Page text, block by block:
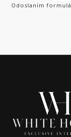
Odoslaním